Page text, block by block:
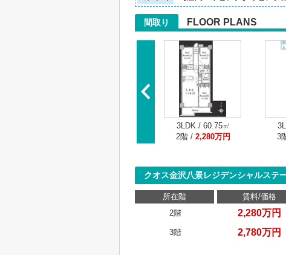
間取り FLOOR PLANS
3LDK / 60.75㎡
2階 / 2,280万円
3
クオス金沢八景レジデンシャルステ
所在階 賃料/価格
2階
2,280万円
3階 2,780万円